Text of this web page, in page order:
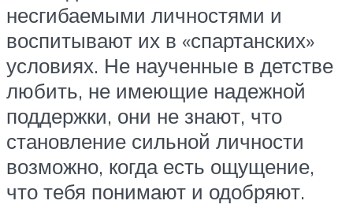
несгибаемыми личностями и
воспитывают их в «спартанских»
условиях. Не наученные в детстве
любить, не имеющие надежной
поддержки, они не знают, что
становление сильной личности
возможно, когда есть ощущение,
что тебя понимают и одобряют.